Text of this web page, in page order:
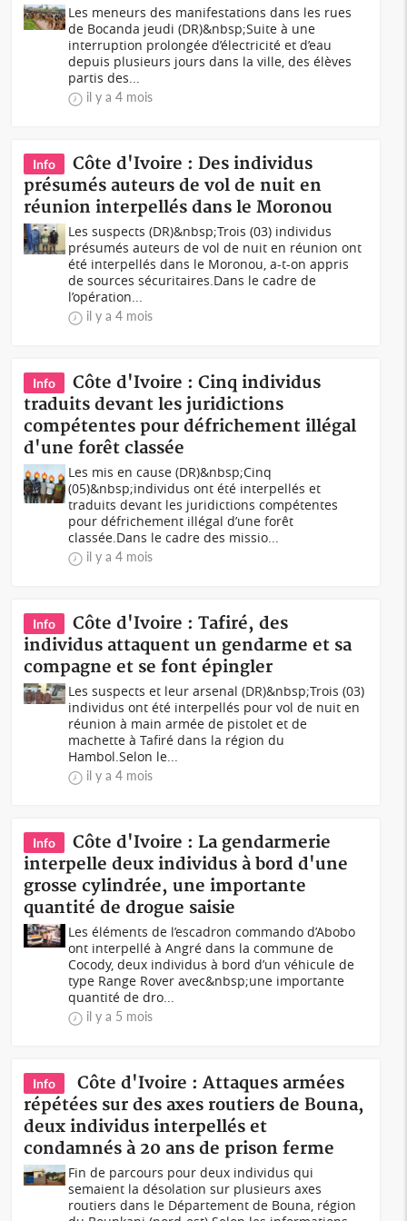
Les meneurs des manifestations dans les rues
de Bocanda jeudi (DR)&nbsp;Suite à une
interruption prolongée d’électricité et d’eau
depuis plusieurs jours dans la ville, des élèves
partis des...
il y a 4 mois
Info
Côte d'Ivoire : Des individus
présumés auteurs de vol de nuit en
réunion interpellés dans le Moronou
Les suspects (DR)&nbsp;Trois (03) individus
présumés auteurs de vol de nuit en réunion ont
été interpellés dans le Moronou, a-t-on appris
de sources sécuritaires.Dans le cadre de
l’opération...
il y a 4 mois
Info
Côte d'Ivoire : Cinq individus
traduits devant les juridictions
compétentes pour défrichement illégal
d'une forêt classée
Les mis en cause (DR)&nbsp;Cinq
(05)&nbsp;individus ont été interpellés et
traduits devant les juridictions compétentes
pour défrichement illégal d’une forêt
classée.Dans le cadre des missio...
il y a 4 mois
Info
Côte d'Ivoire : Tafiré, des
individus attaquent un gendarme et sa
compagne et se font épingler
Les suspects et leur arsenal (DR)&nbsp;Trois (03)
individus ont été interpellés pour vol de nuit en
réunion à main armée de pistolet et de
machette à Tafiré dans la région du
Hambol.Selon le...
il y a 4 mois
Info
Côte d'Ivoire : La gendarmerie
interpelle deux individus à bord d'une
grosse cylindrée, une importante
quantité de drogue saisie
Les éléments de l’escadron commando d’Abobo
ont interpellé à Angré dans la commune de
Cocody, deux individus à bord d’un véhicule de
type Range Rover avec&nbsp;une importante
quantité de dro...
il y a 5 mois
Info
Côte d'Ivoire : Attaques armées
répétées sur des axes routiers de Bouna,
deux individus interpellés et
condamnés à 20 ans de prison ferme
Fin de parcours pour deux individus qui
semaient la désolation sur plusieurs axes
routiers dans le Département de Bouna, région